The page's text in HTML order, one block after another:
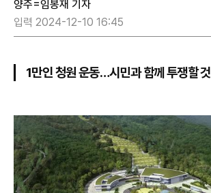
양주=임봉재 기자
입력 2024-12-10 16:45
1만인 청원 운동…시민과 함께 투쟁할 것